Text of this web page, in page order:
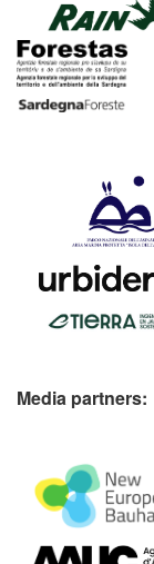
Media partners: